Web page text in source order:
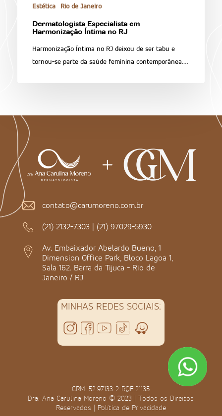
Estética Rio de Janeiro
Dermatologista Especialista em
Harmonização Íntima no RJ
Harmonização Íntima no RJ deixou de ser tabu e
tornou-se parte da saúde feminina contemporânea.…
contato@carumoreno.com.br
(21) 2132-7303 | (21) 97029-5930
Av. Embaixador Abelardo Bueno, 1
Dimension Office Park, Bloco Lagoa 1,
Sala 162. Barra da Tijuca - Rio de
Janeiro / RJ
MINHAS REDES SOCIAIS:
CRM: 52.97133-2 RQE:21135
Dra. Ana Carulina Moreno © 2023 | Todos os Direitos
Reservados | Política de Privacidade